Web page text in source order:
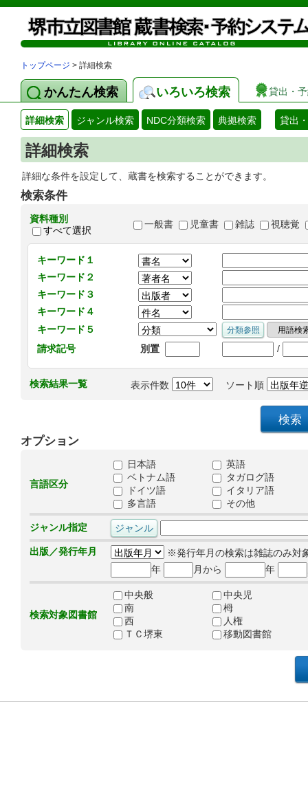
トップページ > 詳細検索
かんたん検索 いろいろ検索 貸出・
詳細検索 ジャンル検索 NDC分類検索 典拠検索 貸出
詳細検索
詳細な条件を設定して、蔵書を検索することができます。
検索条件
資料種別
すべて選択
一般書 児童書 雑誌 視聴覚
キーワード１
キーワード２
キーワード３
キーワード４
キーワード５
請求記号
別置 /
検索結果一覧 表示件数 ソート順
オプション
言語区分
日本語
英語
ベトナム語
タガログ語
ドイツ語
イタリア語
多言語
その他
ジャンル指定
出版／発行年月
※発行年月の検索は雑誌のみ対
年
月から 年
検索対象図書館
中央般
中央児
南
栂
西
人権
ＴＣ堺東
移動図書館